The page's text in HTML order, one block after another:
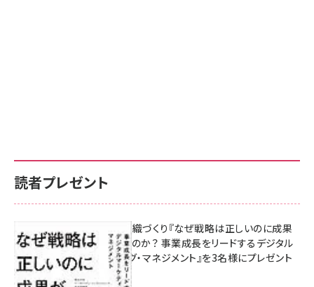
読者プレゼント
成果を生む組織づくり『なぜ戦略は正しいのに成果
があがらないのか？ 事業成長をリードするデジタル
マーケティング・マネジメント』を3名様にプレゼント
10:00